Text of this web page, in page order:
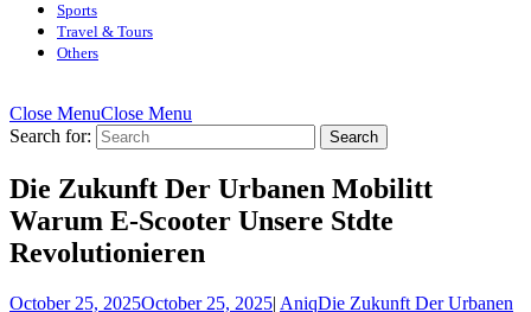
Sports
Travel & Tours
Others
Close MenuClose Menu
Search for:
Die Zukunft Der Urbanen Mobilitt
Warum E-Scooter Unsere Stdte
Revolutionieren
October 25, 2025October 25, 2025| AniqDie Zukunft Der Urbanen